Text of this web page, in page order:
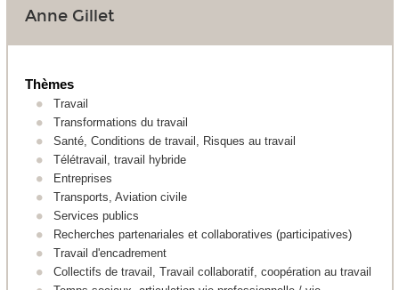
Anne Gillet
Thèmes
Travail
Transformations du travail
Santé, Conditions de travail, Risques au travail
Télétravail, travail hybride
Entreprises
Transports, Aviation civile
Services publics
Recherches partenariales et collaboratives (participatives)
Travail d'encadrement
Collectifs de travail, Travail collaboratif, coopération au travail